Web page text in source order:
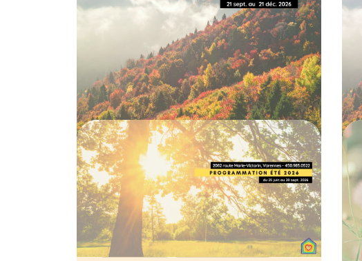
16 JUILLET 2026
CALENDRIER PROGRAMMATION
Calendrier de la
programmation été
2026
02 JUIN 2026
CALENDRIER PROGRAMMATION